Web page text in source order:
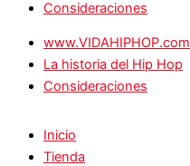
Consideraciones
www.VIDAHIPHOP.com
La historia del Hip Hop
Consideraciones
Inicio
Tienda